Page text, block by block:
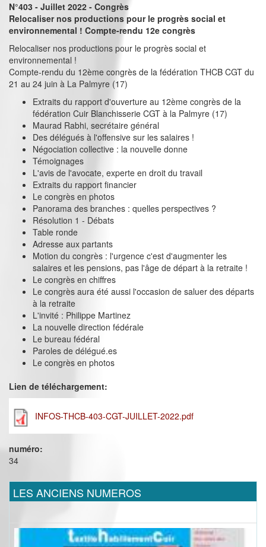
N°403 - Juillet 2022 - Congrès
Relocaliser nos productions pour le progrès social et
environnemental ! Compte-rendu 12e congrès
Relocaliser nos productions pour le progrès social et
environnemental !
Compte-rendu du 12ème congrès de la fédération THCB CGT du
21 au 24 juin à La Palmyre (17)
Extraits du rapport d'ouverture au 12ème congrès de la
fédération Cuir Blanchisserie CGT à la Palmyre (17)
Maurad Rabhi, secrétaire général
Des délégués à l'offensive sur les salaires !
Négociation collective : la nouvelle donne
Témoignages
L'avis de l'avocate, experte en droit du travail
Extraits du rapport financier
Le congrès en photos
Panorama des branches : quelles perspectives ?
Résolution 1 - Débats
Table ronde
Adresse aux partants
Motion du congrès : l'urgence c'est d'augmenter les
salaires et les pensions, pas l'âge de départ à la retraite !
Le congrès en chiffres
Le congrès aura été aussi l'occasion de saluer des départs
à la retraite
L'invité : Philippe Martinez
La nouvelle direction fédérale
Le bureau fédéral
Paroles de délégué.es
Le congrès en photos
Lien de téléchargement:
INFOS-THCB-403-CGT-JUILLET-2022.pdf
numéro:
34
LES ANCIENS NUMEROS